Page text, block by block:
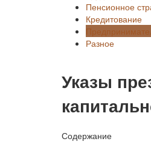
Пенсионное
Кредитование
Разное
Указы
Содержание